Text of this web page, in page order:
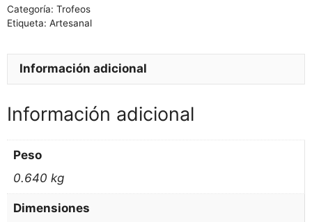
Categoría: Trofeos
Etiqueta: Artesanal
Información adicional
Información adicional
Peso
0.640 kg
Dimensiones